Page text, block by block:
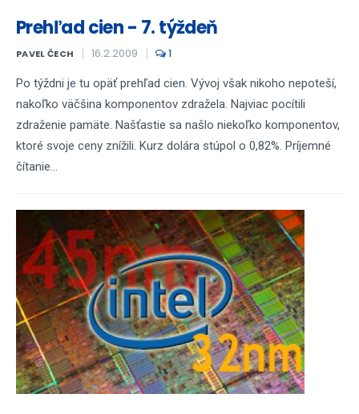
Prehľad cien - 7. týždeň
PAVEL ČECH 16.2.2009 1
Po týždni je tu opäť prehľad cien. Vývoj však nikoho nepoteší,
nakoľko väčšina komponentov zdražela. Najviac pocítili
zdraženie pamäte. Našťastie sa našlo niekoľko komponentov,
ktoré svoje ceny znížili. Kurz dolára stúpol o 0,82%. Príjemné
čítanie...